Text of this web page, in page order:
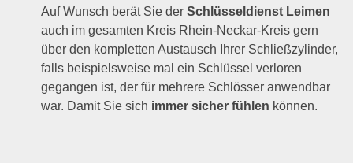
Auf Wunsch berät Sie derSchlüsseldienst Leimen
auch im gesamten Kreis Rhein-Neckar-Kreis gern
über den kompletten Austausch Ihrer Schließzylinder,
falls beispielsweise mal ein Schlüssel verloren
gegangen ist, der für mehrere Schlösser anwendbar
war. Damit Sie sich immer sicher fühlen können.